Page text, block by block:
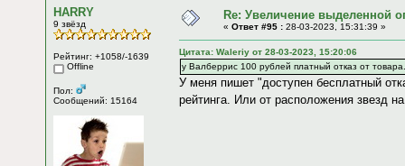
HARRY
9 звёзд
Рейтинг: +1058/-1639
Offline
Пол:
Сообщений: 15164
Re: Увеличение выделенной
« Ответ #95 : 28-03-2023, 15:31:39 »
Цитата: Waleriy от 28-03-2023, 15:20:06
у Валберрис 100 рублей платный отказ от товара.
У меня пишет "доступен бесплатный
рейтинга. Или от расположения звезд